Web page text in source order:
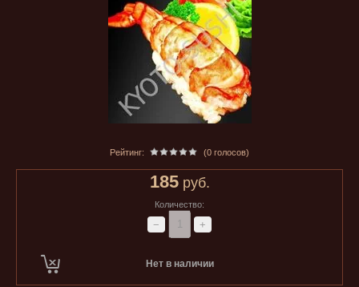
Рейтинг: (0 голосов)
185руб.
Количество:
− +
Нет в наличии